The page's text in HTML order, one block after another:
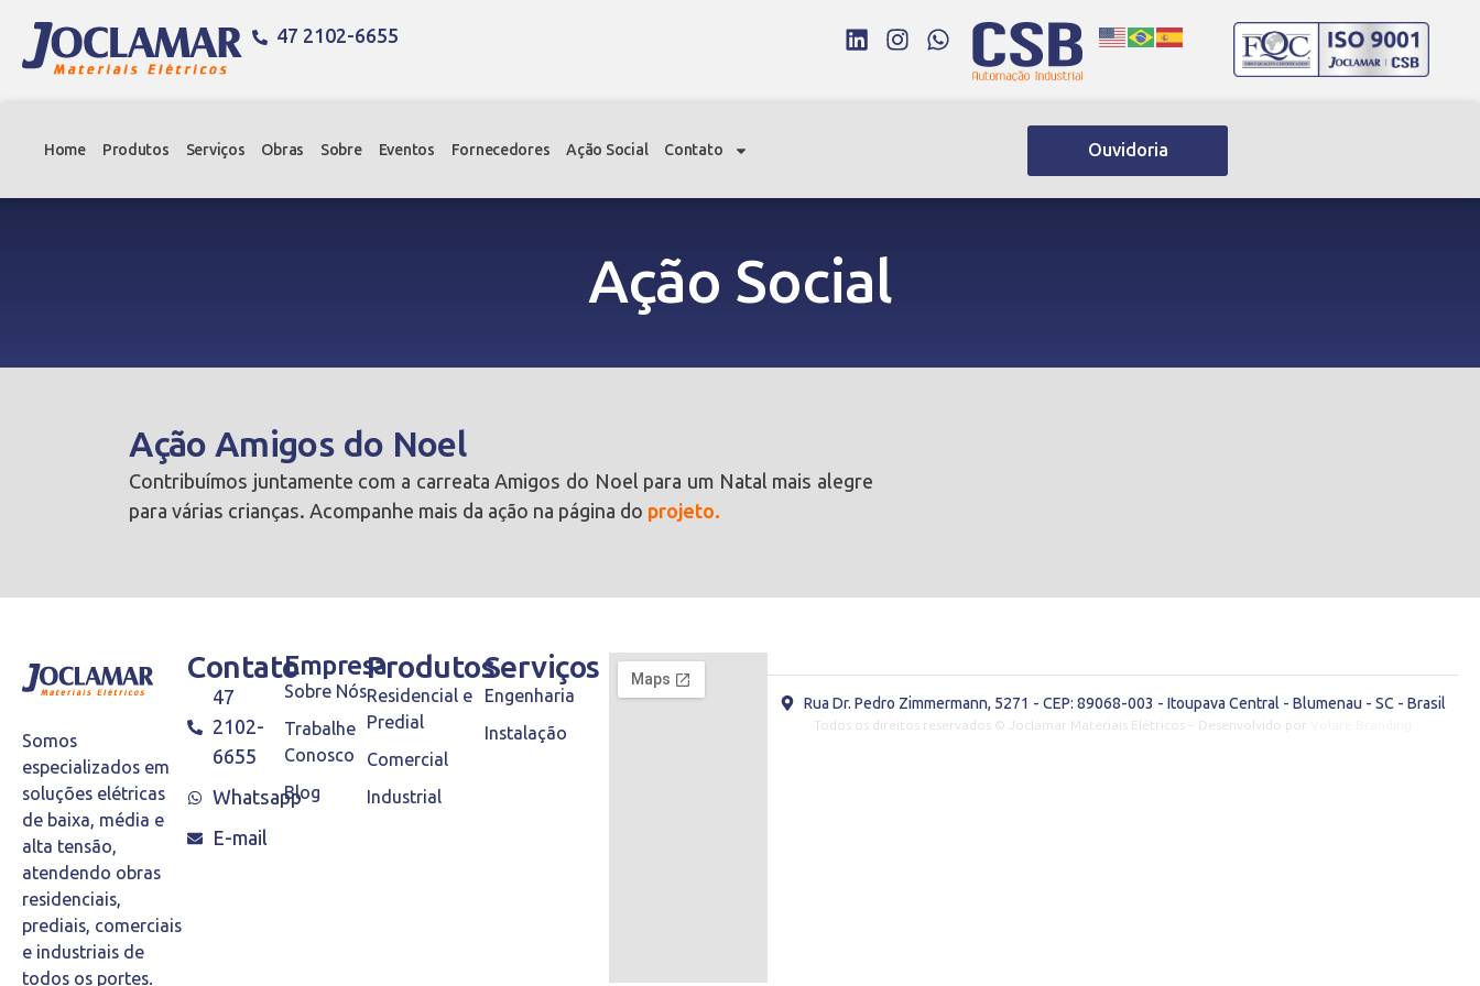
47 2102-6655
Home Produtos Serviços Obras Sobre Eventos Fornecedores Ação Social Contato Ouvidoria
Ação Social
Ação Amigos do Noel
Contribuímos juntamente com a carreata Amigos do Noel para um Natal mais alegre
para várias crianças. Acompanhe mais da ação na página do projeto.
Somos
especializados em
soluções elétricas
de baixa, média e
alta tensão,
atendendo obras
residenciais,
prediais, comerciais
e industriais de
todos os portes.
Contato
47
2102-
6655
Whatsapp
E-mail
Empresa
Sobre Nós
Trabalhe
Conosco
Blog
Produtos
Residencial e
Predial
Comercial
Industrial
Serviços
Engenharia
Instalação
Rua Dr. Pedro Zimmermann, 5271 - CEP: 89068-003 - Itoupava Central - Blumenau - SC - Brasil
Todos os direitos reservados © Joclamar Materiais Elétricos – Desenvolvido por